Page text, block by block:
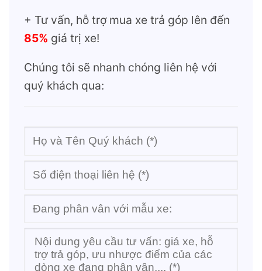
+ Tư vấn, hỗ trợ mua xe trả góp lên đến
85% giá trị xe!
Chúng tôi sẽ nhanh chóng liên hệ với
quý khách qua: